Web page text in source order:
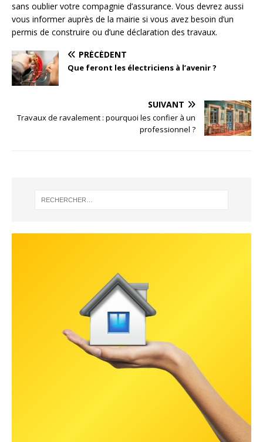
sans oublier votre compagnie d’assurance. Vous devrez aussi
vous informer auprès de la mairie si vous avez besoin d’un
permis de construire ou d’une déclaration des travaux.
PRÉCÉDENT
Que feront les électriciens à l’avenir?
SUIVANT
Travaux de ravalement : pourquoi les confier à un
professionnel ?